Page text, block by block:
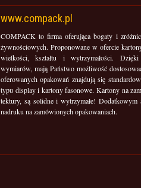
www.compack.pl
COMPACK to firma oferująca bogaty i
żywnościowych. Proponowane w ofercie
wielkości, kształtu i wytrzymałości.
wymiarów, mają Państwo możliwość
oferowanych opakowań znajdują się
typu display i kartony fasonowe. Kartony na
tektury, są solidne i wytrzymałe!
nadruku na zamówionych opakowaniach.